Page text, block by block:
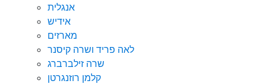
אנגלית
אידיש
מארזים
לאה פריד ושרה קיסנר
שרה זילברברג
קלמן רוזנגרטן